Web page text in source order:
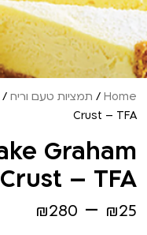
Home
/ תמציות טעם וריח /
Crust – TFA
Graham
Crust – TFA
₪25
–
₪280